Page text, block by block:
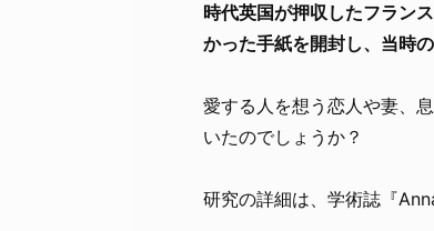
時代英国が押収したフラン
かった手紙を開封し、当時
愛する人を想う恋人や妻、
いたのでしょうか？
研究の詳細は、学術誌『